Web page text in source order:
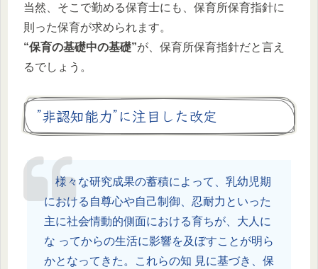
当然、そこで勤める保育士にも、保育所保育指針に
則った保育が求められます。
“保育の基礎中の基礎”が、保育所保育指針だと言え
るでしょう。
”非認知能力”に注目した改定
様々な研究成果の蓄積によって、乳幼児期
における自尊心や自己制御、忍耐力といった
主に社会情動的側面における育ちが、大人に
な ってからの生活に影響を及ぼすことが明ら
かとなってきた。これらの知 見に基づき、保